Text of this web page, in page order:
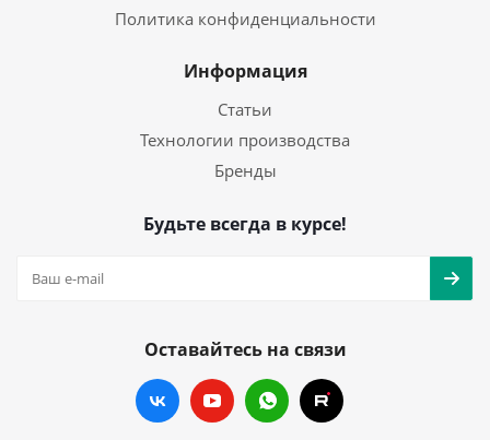
Политика конфиденциальности
Информация
Статьи
Технологии производства
Бренды
Будьте всегда в курсе!
Оставайтесь на связи